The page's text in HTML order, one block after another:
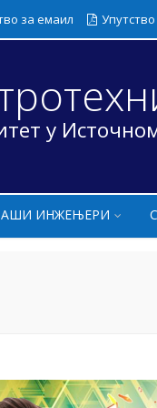
за емаил
у
ИНЖЕЊЕРИ